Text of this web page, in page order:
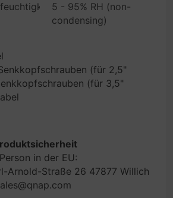
im Betrieb
5 - 95% RH (non-
condensing)
(für 2,5"
(für 3,5"
in der EU:
Arnold-Straße 26 47877 Willich